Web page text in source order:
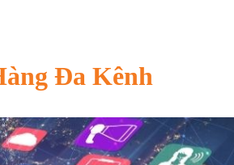
Đa Kênh